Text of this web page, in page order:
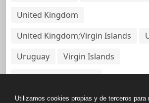
United Kingdom
United Kingdom;Virgin Islands
Uruguay
Virgin Islands
Virgin Islands, British
Utilizamos cookies propias y de terceros para